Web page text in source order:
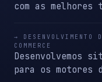
com as melhores
→
COMMERCE
Desenvolvemos
para os motores